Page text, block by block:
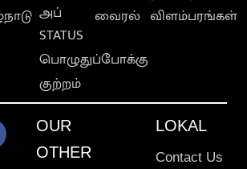
அப்
STATUS
பொழுதுப்போக்கு
குற்றம்
வைரல் விளம்பரங்கள்
OUR
OTHER
LOKAL
Contact Us